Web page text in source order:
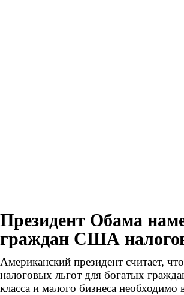
Президент Обама
граждан США
Американский президент считает,
налоговых льгот для богатых
класса и малого бизнеса необходимо